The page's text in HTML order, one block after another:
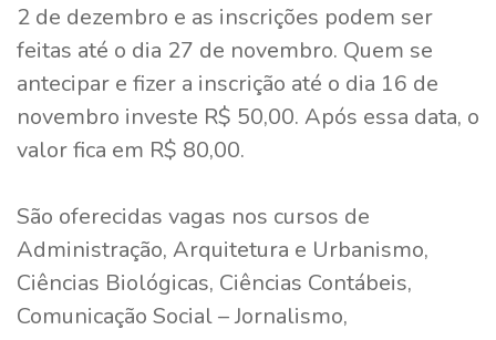
2 de dezembro e as inscrições podem ser
feitas até o dia 27 de novembro. Quem se
antecipar e fizer a inscrição até o dia 16 de
novembro investe R$ 50,00. Após essa data, o
valor fica em R$ 80,00.
São oferecidas vagas nos cursos de
Administração, Arquitetura e Urbanismo,
Ciências Biológicas, Ciências Contábeis,
Comunicação Social – Jornalismo,